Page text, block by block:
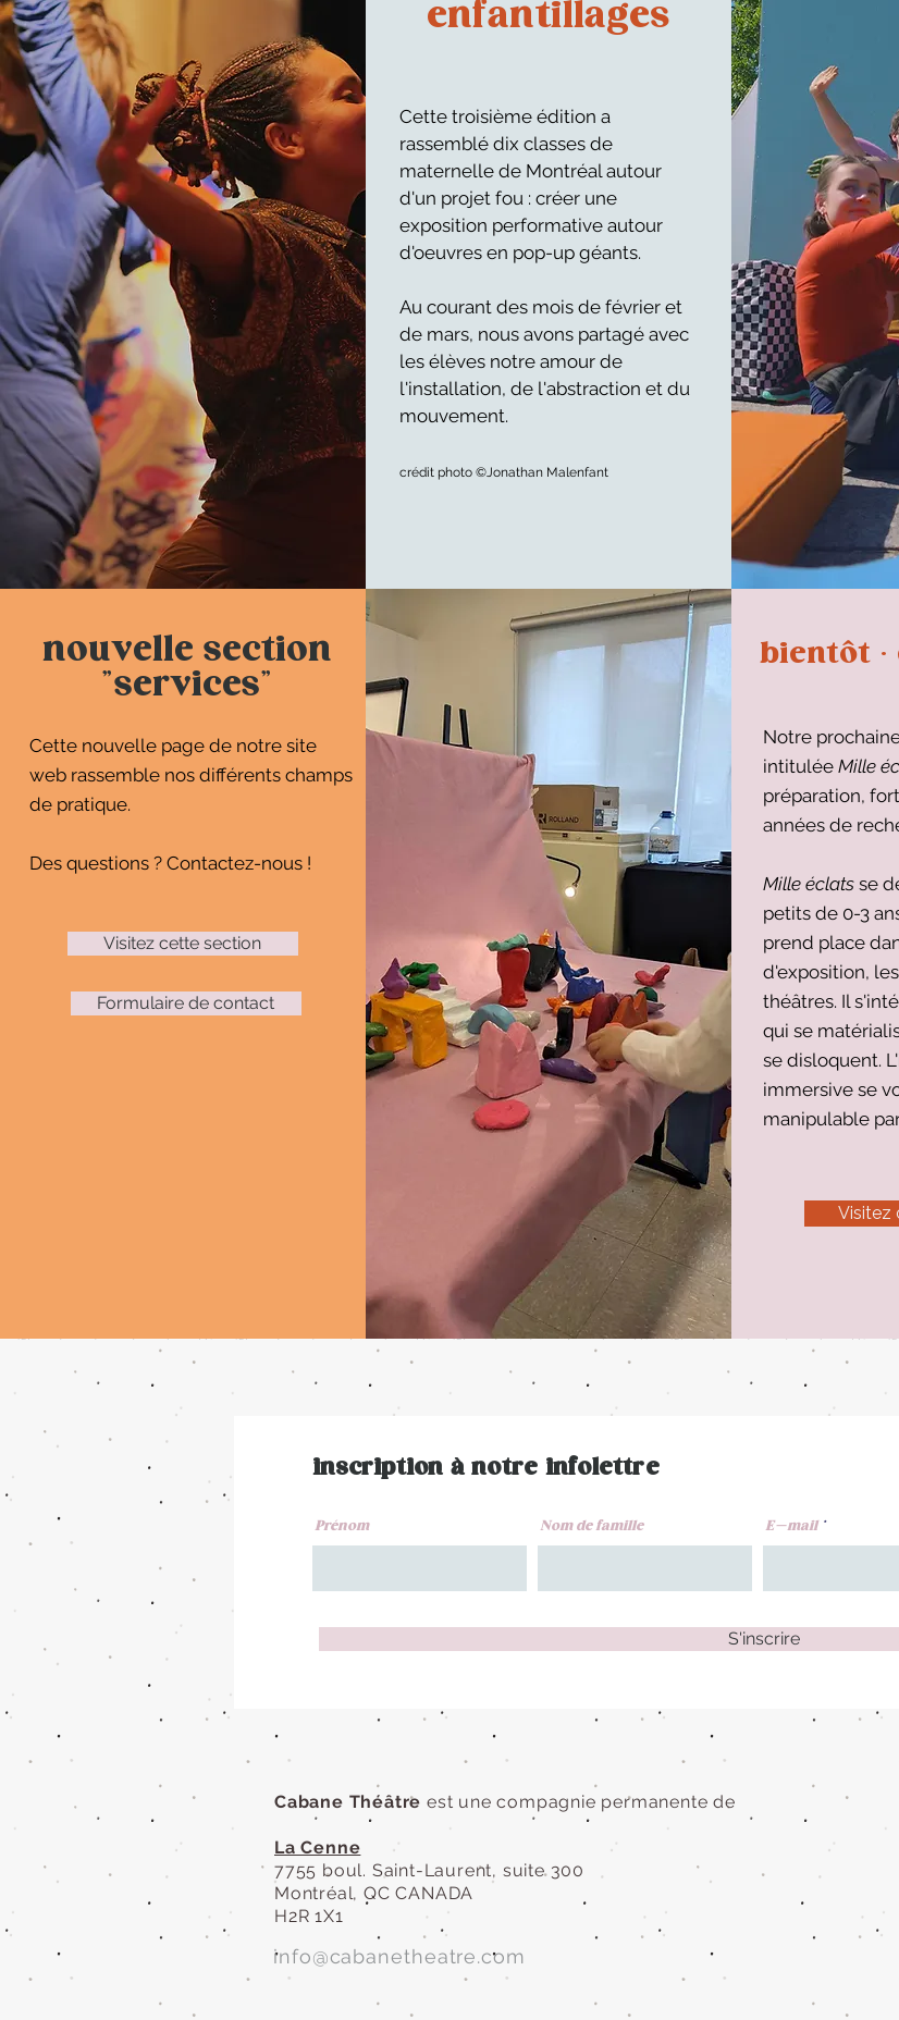
enfantillages
Cette troisième édition a
rassemblé dix classes de
maternelle de Montréal autour
d'un projet fou : créer une
exposition performative autour
d'oeuvres en pop-up géants.
Au courant des mois de février et
de mars, nous avons partagé avec
les élèves notre amour de
l'installation, de l'abstraction et du
mouvement.
crédit photo ©Jonathan Malenfant
nouvelle section
"services"
Cette nouvelle page de notre site
web rassemble nos différents champs
de pratique.
Des questions ? Contactez-nous !
Visitez cette section
Formulaire de contact
bientôt ·
Notre
intitulée Mille
préparation,
années de
Mille éclats se
petits de 0-3
prend place
d'exposition,
théâtres. Il
qui se
se disloquent.
immersive se
manipulable
Visitez
inscription à notre infolettre
Prénom Nom de famille E-mail
S'inscrire
Cabane Théâtre est une compagnie permanente de
La Cenne
7755 boul. Saint-Laurent, suite 300
Montréal, QC CANADA
H2R 1X1
info@cabanetheatre.com